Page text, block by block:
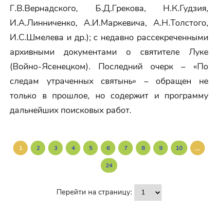
Г.В.Вернадского, Б.Д.Грекова, Н.К.Гудзия,
И.А.Линниченко, А.И.Маркевича, А.Н.Толстого,
И.С.Шмелева и др.); с недавно рассекреченными
архивными документами о святителе Луке
(Войно-Ясенецком). Последний очерк – «По
следам утраченных святынь» – обращен не
только в прошлое, но содержит и программу
дальнейших поисковых работ.
1 2 3 4 5 6 7 8 9 10 ...
24
Перейти на страницу: